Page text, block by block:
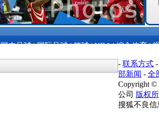
国内足球|国际足球|篮球|NBA|综合体育|
- 联系方式 -
部新闻 - 全
Copyright ©
公司 版权
搜狐不良信